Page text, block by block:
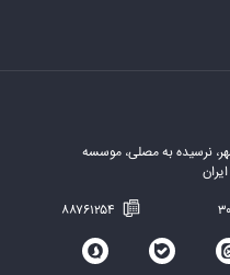
نرسیده به مصلی، موسسه